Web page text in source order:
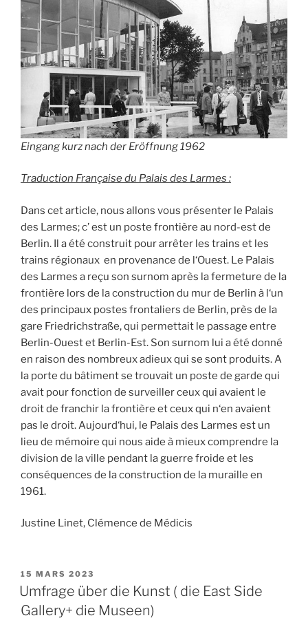
Eingang kurz nach der Eröffnung 1962
Traduction Française du Palais des Larmes :
Dans cetarticle, nous allons vous présenter le Palais
des Larmes; c’est un poste frontière au nord-estde
Berlin. Il aété construit pourarrêter les trains et les
trains régionaux en provenance de l‘Ouest. Le Palais
des Larmes a reçu son surnom après lafermeture de la
frontière lors de laconstruction du murde Berlin à l‘un
des principaux postes frontaliers de Berlin, près de la
gare Friedrichstraße,qui permettait le passage entre
Berlin-Ouestet Berlin-Est. Son surnom lui aété donné
en raison des nombreuxadieuxqui se sont produits.A
la porte du bâtimentse trouvait un poste de garde qui
avait pourfonction de surveillerceuxqui avaient le
droitde franchir lafrontière etceuxqui n‘en avaient
pas le droit.Aujourd‘hui, le Palais des Larmes est un
lieu de mémoire qui nous aide à mieuxcomprendre la
division de laville pendant laguerre froide et les
conséquences de laconstruction de la muraille en
1961.
Justine Linet, Clémence de Médicis
PUBLIÉ
LE
15 MARS 2023
Umfrage über die Kunst ( die East Side
Gallery+ die Museen)